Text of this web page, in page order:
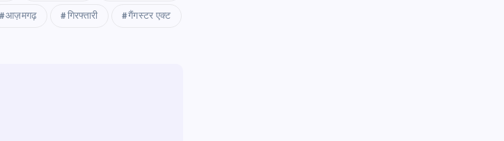
आज़मगढ़ गिरफ्तारी गैंगस्टर एक्ट